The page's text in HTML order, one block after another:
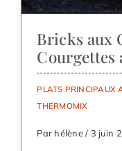
Bricks aux
Courgettes
PLATS PRINCIPAUX
THERMOMIX
Par hélène / 3 juin